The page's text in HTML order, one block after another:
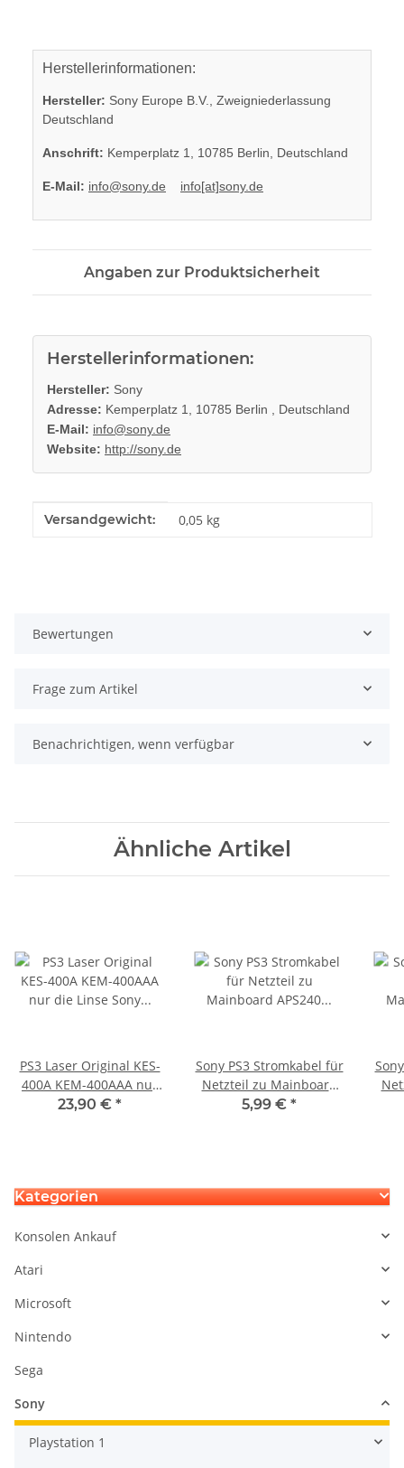
Herstellerinformationen:
Hersteller: Sony Europe B.V., Zweigniederlassung
Deutschland
Anschrift: Kemperplatz 1, 10785 Berlin, Deutschland
E-Mail: info@sony.de info[at]sony.de
Angaben zur Produktsicherheit
Herstellerinformationen:
Hersteller: Sony
Adresse: Kemperplatz 1, 10785 Berlin , Deutschland
E-Mail: info@sony.de
Website: http://sony.de
Produkteigenschaft
Wert
Versandgewicht: 0,05 kg
Bewertungen
Frage zum Artikel
Benachrichtigen, wenn verfügbar
Ähnliche Artikel
PS3 Laser Original KES-
400A KEM-400AAA nur
die Linse Sony
23,90 € *
Sony PS3 Stromkabel für
Netzteil zu Mainboard
APS240 - 4 Pin Version
5,99 € *
Kategorien
Konsolen Ankauf
Atari
Microsoft
Nintendo
Sega
Sony
Playstation 1